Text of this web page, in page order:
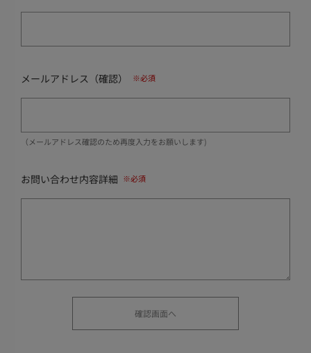
メールアドレス（確認）
（メールアドレス確認のため再度入力をお願いします)
お問い合わせ内容詳細